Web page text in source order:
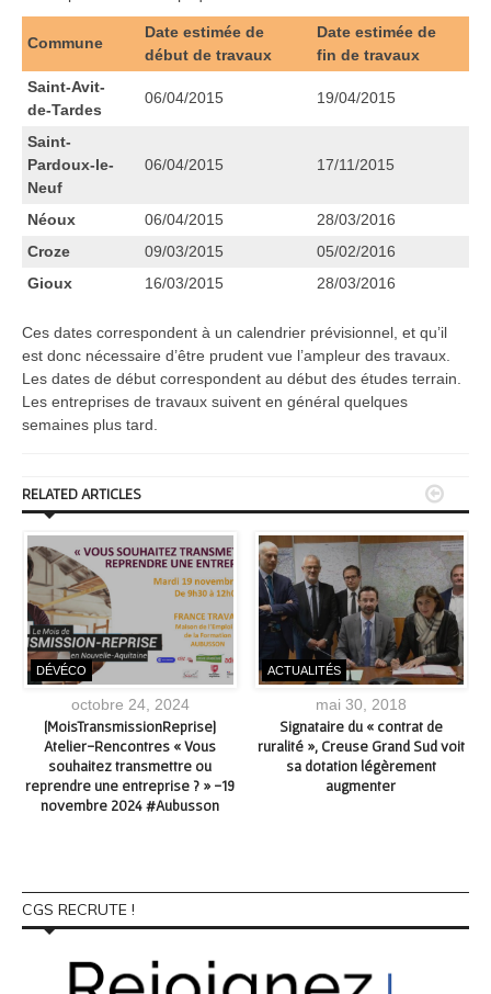
Commune
Date estimée de
début de travaux
Date estimée de
fin de travaux
Saint-Avit-
de-Tardes
06/04/2015 19/04/2015
Saint-
Pardoux-le-
Neuf
06/04/2015 17/11/2015
Néoux 06/04/2015
28/03/2016
Croze
09/03/2015
05/02/2016
Gioux
16/03/2015 28/03/2016
Ces dates correspondent à un calendrier prévisionnel, et qu’il
est donc nécessaire d’être prudent vue l’ampleur des travaux.
Les dates de début correspondent au début des études terrain.
Les entreprises de travaux suivent en général quelques
semaines plus tard.
RELATED ARTICLES
DÉVÉCO
octobre 24, 2024
[MoisTransmissionReprise]
Atelier-Rencontres « Vous
souhaitez transmettre ou
reprendre une entreprise ? » -19
novembre 2024 #Aubusson
ACTUALITÉS
mai 30, 2018
Signataire du « contrat de
ruralité », Creuse Grand Sud voit
sa dotation légèrement
augmenter

CGS RECRUTE !